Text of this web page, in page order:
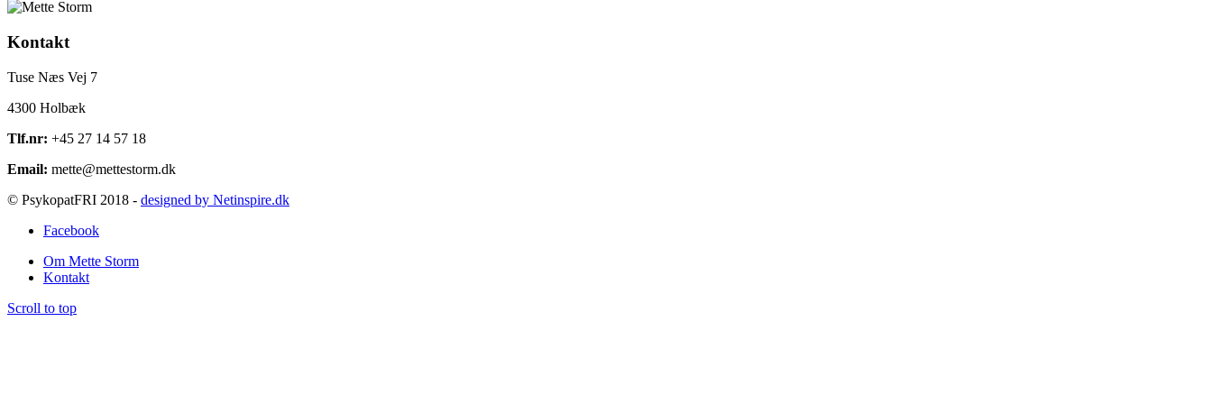
Kontakt
Tuse Næs Vej 7
4300 Holbæk
Tlf.nr: +45 27 14 57 18
Email: mette@mettestorm.dk
© PsykopatFRI 2018 - designed by Netinspire.dk
Facebook
Om Mette Storm
Kontakt
Scroll to top